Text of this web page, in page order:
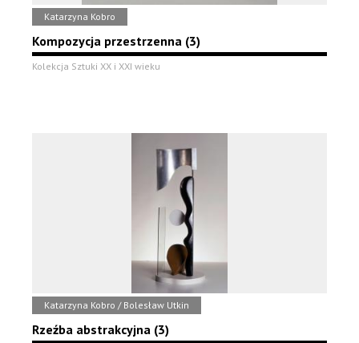
Katarzyna Kobro
Kompozycja przestrzenna (3)
Kolekcja Sztuki XX i XXI wieku
Katarzyna Kobro / Bolesław Utkin
Rzeźba abstrakcyjna (3)